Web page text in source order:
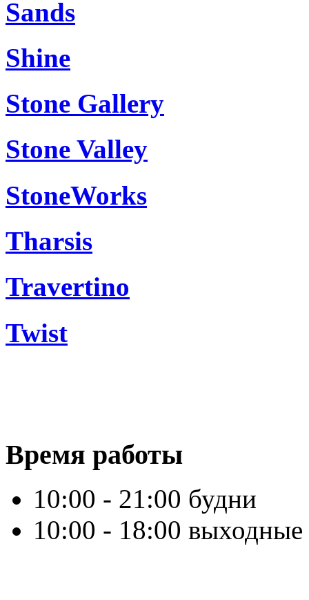
Sands
Shine
Stone Gallery
Stone Valley
StoneWorks
Tharsis
Travertino
Twist
Время работы
10:00 - 21:00 будни
10:00 - 18:00 выходные